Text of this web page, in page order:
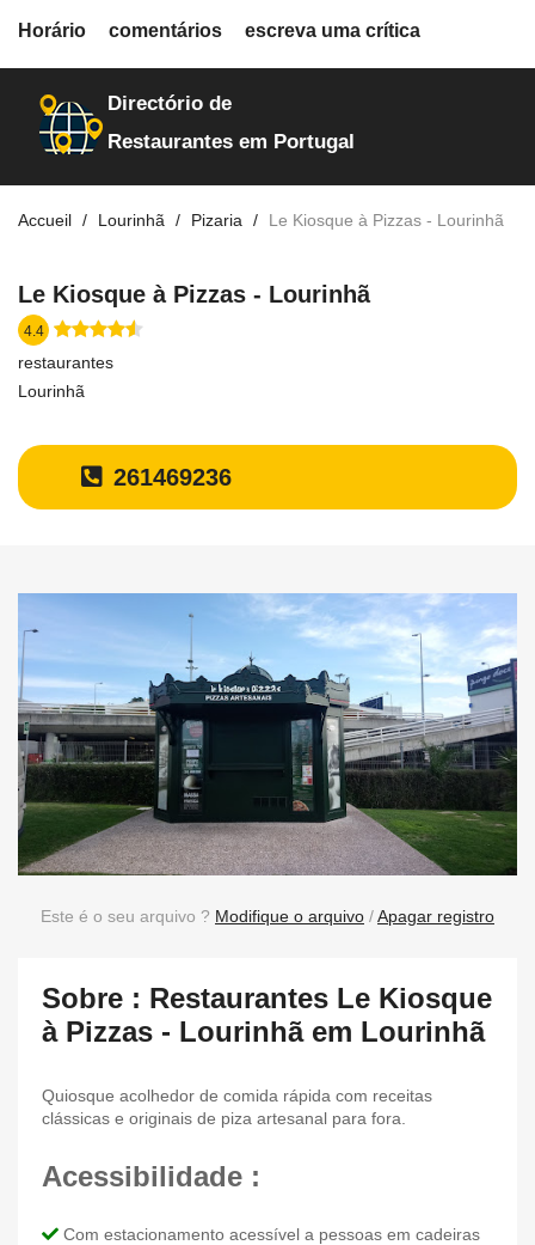
restaurantes
Directório de
Restaurantes em Portugal
Accueil Lourinhã Pizaria Le Kiosque à Pizzas - Lourinhã
Le Kiosque à Pizzas - Lourinhã
4.4
restaurantes
Lourinhã
261469236
Horário comentários escreva uma crítica
Este é o seu arquivo ? Modifique o arquivo /Apagar registro
Sobre : Restaurantes Le Kiosque
à Pizzas - Lourinhã em Lourinhã
Quiosque acolhedor de comida rápida com receitas
clássicas e originais de piza artesanal para fora.
Acessibilidade :
Com estacionamento acessível a pessoas em cadeiras